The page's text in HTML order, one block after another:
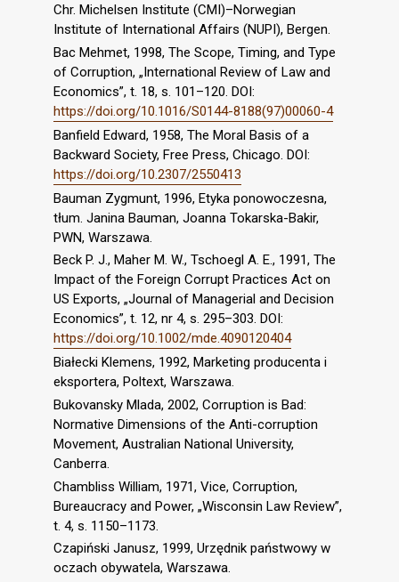
Chr. Michelsen Institute (CMI)–Norwegian
Institute of International Affairs (NUPI), Bergen.
Bac Mehmet, 1998, The Scope, Timing, and Type
of Corruption, „International Review of Law and
Economics”, t. 18, s. 101–120. DOI:
https://doi.org/10.1016/S0144-8188(97)00060-4
Banfield Edward, 1958, The Moral Basis of a
Backward Society, Free Press, Chicago. DOI:
https://doi.org/10.2307/2550413
Bauman Zygmunt, 1996, Etyka ponowoczesna,
tłum. Janina Bauman, Joanna Tokarska-Bakir,
PWN, Warszawa.
Beck P. J., Maher M. W., Tschoegl A. E., 1991, The
Impact of the Foreign Corrupt Practices Act on
US Exports, „Journal of Managerial and Decision
Economics”, t. 12, nr 4, s. 295–303. DOI:
https://doi.org/10.1002/mde.4090120404
Białecki Klemens, 1992, Marketing producenta i
eksportera, Poltext, Warszawa.
Bukovansky Mlada, 2002, Corruption is Bad:
Normative Dimensions of the Anti-corruption
Movement, Australian National University,
Canberra.
Chambliss William, 1971, Vice, Corruption,
Bureaucracy and Power, „Wisconsin Law Review”,
t. 4, s. 1150–1173.
Czapiński Janusz, 1999, Urzędnik państwowy w
oczach obywatela, Warszawa.